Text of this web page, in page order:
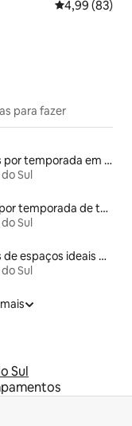
4,99 de uma
4,99 (83)
para fazer
Aluguéis por temporada em hotéis-fazenda
Sul
Aluguel por temporada de townhouses
Sul
Aluguéis de espaços ideais para famílias
Sul
Sul